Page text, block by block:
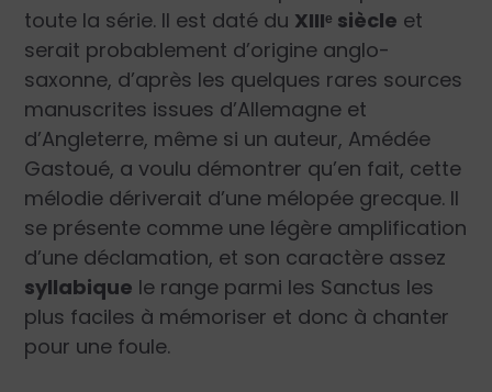
toute la série. Il est daté du XIIIᵉ siècle et
serait probablement d’origine anglo-
saxonne, d’après les quelques rares sources
manuscrites issues d’Allemagne et
d’Angleterre, même si un auteur, Amédée
Gastoué, a voulu démontrer qu’en fait, cette
mélodie dériverait d’une mélopée grecque. Il
se présente comme une légère amplification
d’une déclamation, et son caractère assez
syllabique le range parmi les Sanctus les
plus faciles à mémoriser et donc à chanter
pour une foule.